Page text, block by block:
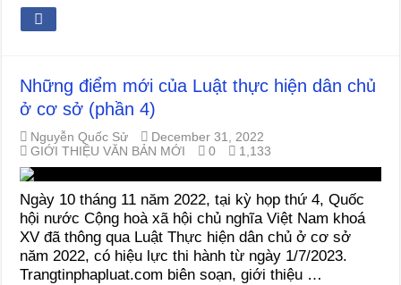
Những điểm mới của Luật thực hiện dân chủ
ở cơ sở (phần 4)
Nguyễn Quốc Sử
December 31, 2022
GIỚI THIỆU VĂN BẢN MỚI
0 1,133
Ngày 10 tháng 11 năm 2022, tại kỳ họp thứ 4, Quốc
hội nước Cộng hoà xã hội chủ nghĩa Việt Nam khoá
XV đã thông qua Luật Thực hiện dân chủ ở cơ sở
năm 2022, có hiệu lực thi hành từ ngày 1/7/2023.
Trangtinphapluat.com biên soạn, giới thiệu …